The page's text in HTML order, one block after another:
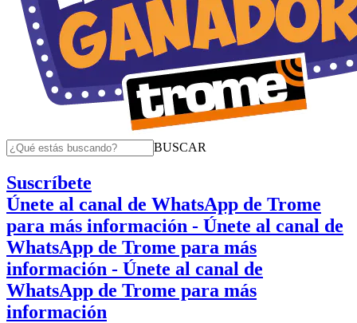
BUSCAR
Suscríbete
Únete al canal de WhatsApp de Trome
para más información - Únete al canal de
WhatsApp de Trome para más
información - Únete al canal de
WhatsApp de Trome para más
información